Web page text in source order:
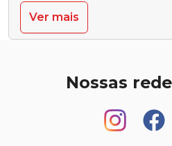
Ver mais
Nossas